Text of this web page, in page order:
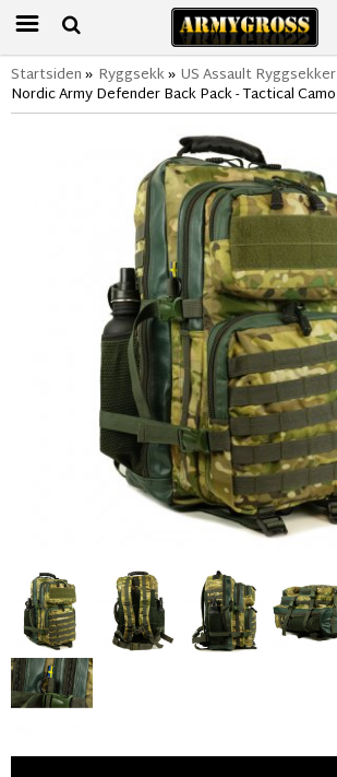
Startsiden» Ryggsekk» US Assault Ryggsekker
Nordic Army Defender Back Pack - Tactical Camo